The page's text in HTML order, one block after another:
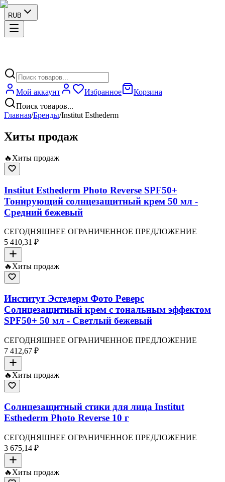
RUB
Мой аккаунт Избранное
Корзина
Поиск товаров...
Главная/Бренды/Institut Esthederm
Хиты продаж
🔥 Хиты продаж
Institut Esthederm Photo Reverse SPF50+
Тонирующий солнцезащитный крем 50 мл -
Средний бежевый
СЕГОДНЯШНЕЕ ОГРАНИЧЕННОЕ ПРЕДЛОЖЕНИЕ
5 410,31 ₽
🔥 Хиты продаж
Институт Эстедерм Фото Реверс
Солнцезащитный крем с тональным эффектом
SPF50+ 50 мл - Светлый бежевый
СЕГОДНЯШНЕЕ ОГРАНИЧЕННОЕ ПРЕДЛОЖЕНИЕ
7 412,67 ₽
🔥 Хиты продаж
Солнцезащитный стики для лица Institut
Esthederm Photo Reverse 10 г
СЕГОДНЯШНЕЕ ОГРАНИЧЕННОЕ ПРЕДЛОЖЕНИЕ
3 675,14 ₽
🔥 Хиты продаж